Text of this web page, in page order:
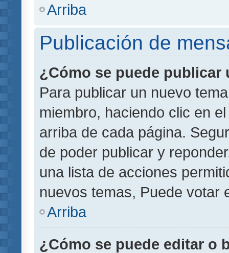
Arriba
Publicación de
¿Cómo se puede publicar
Para publicar un nuevo
miembro, haciendo clic en
arriba de cada página.
de poder publicar y
una lista de acciones
nuevos temas, Puede votar
Arriba
¿Cómo se puede editar o